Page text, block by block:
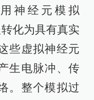
神经元模拟
化为具有真实
些虚拟神经元
生电脉冲、传
。整个模拟过